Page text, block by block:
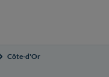
Côte-d'Or